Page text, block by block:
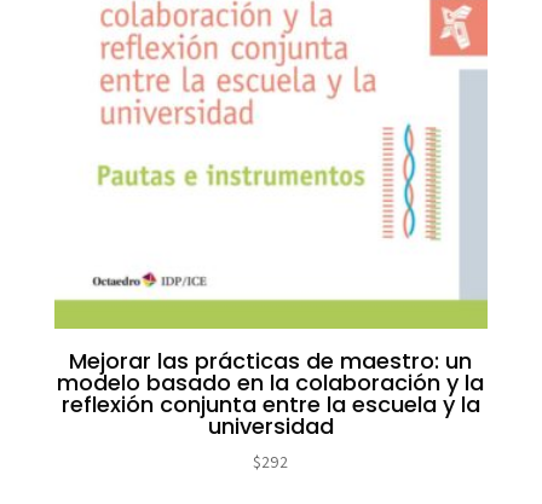
Mejorar las prácticas de maestro: un
modelo basado en la colaboración y la
reflexión conjunta entre la escuela y la
universidad
$292